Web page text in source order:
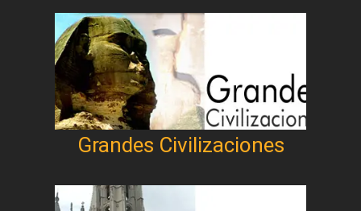
Grandes Civilizaciones